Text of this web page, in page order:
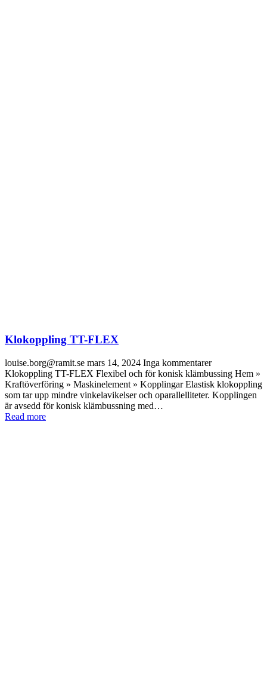
Klokoppling TT-FLEX
louise.borg@ramit.se mars 14, 2024 Inga kommentarer
Klokoppling TT-FLEX Flexibel och för konisk klämbussing Hem »
Kraftöverföring » Maskinelement » Kopplingar Elastisk klokoppling
som tar upp mindre vinkelavikelser och oparallelliteter. Kopplingen
är avsedd för konisk klämbussning med…
Read more